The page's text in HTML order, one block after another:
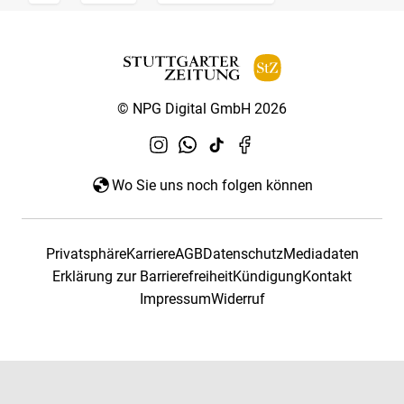
© NPG Digital GmbH 2026
Wo Sie uns noch folgen können
PrivatsphäreKarriereAGBDatenschutzMediadaten
Erklärung zur BarrierefreiheitKündigungKontakt
ImpressumWiderruf